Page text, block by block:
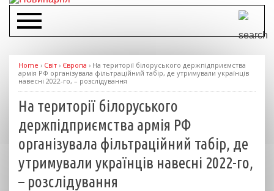
Home › Світ › Європа › На території білоруського держпідприємства
армія РФ організувала фільтраційний табір, де утримували українців
навесні 2022-го, – розслідування
На території білоруського
держпідприємства армія РФ
організувала фільтраційний табір, де
утримували українців навесні 2022-го,
– розслідування